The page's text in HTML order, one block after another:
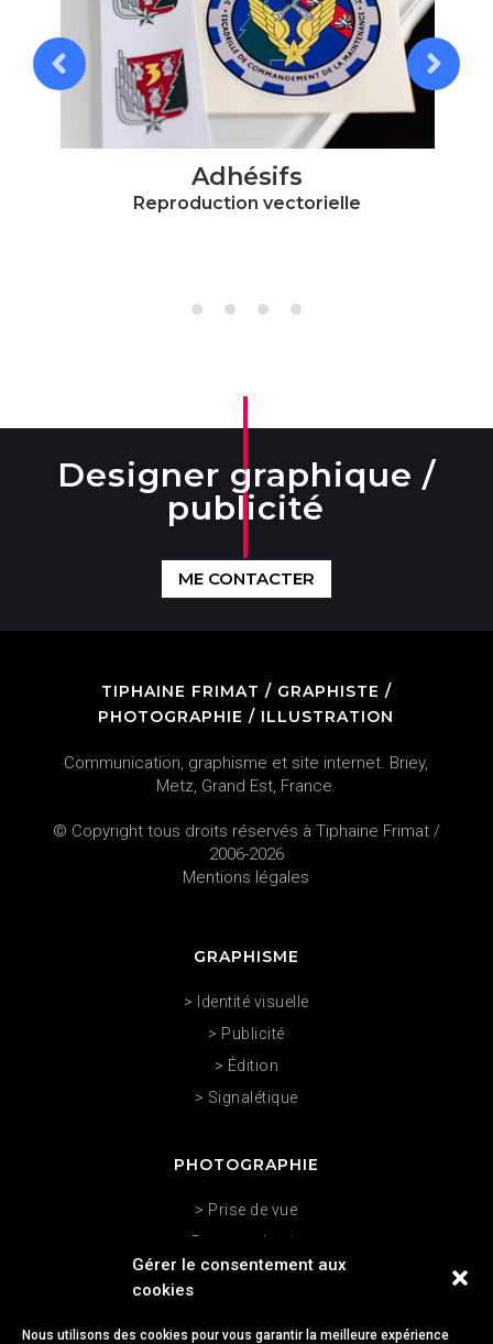
Gérer le consentement aux
cookies
Nous utilisons des cookies pour vous garantir la meilleure expérience
Adhésifs
Reproduction vectorielle
Designer graphique /
publicité
ME CONTACTER
TIPHAINE FRIMAT / GRAPHISTE /
PHOTOGRAPHIE / ILLUSTRATION
Communication, graphisme et site internet. Briey,
Metz, Grand Est, France.
© Copyright tous droits réservés à Tiphaine Frimat /
2006-2026
Mentions légales
GRAPHISME
> Identité visuelle
> Publicité
> Édition
> Signalétique
PHOTOGRAPHIE
> Prise de vue
> Post-production
> Retouche